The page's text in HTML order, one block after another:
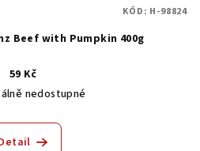
Beef with Pumpkin 400g
59 Kč
nedostupné
KÓD: H-98824